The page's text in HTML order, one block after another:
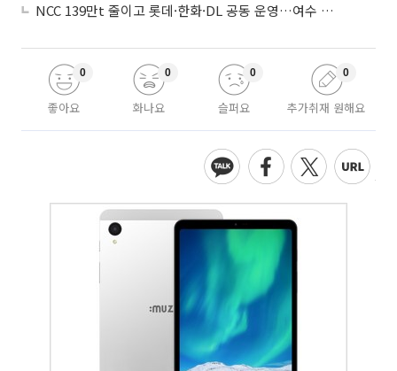
NCC 139만t 줄이고 롯데·한화·DL 공동 운영…여수 1호 본궤도
좋아요
0
화나요
0
슬퍼요
0
추가취재 원해요
0